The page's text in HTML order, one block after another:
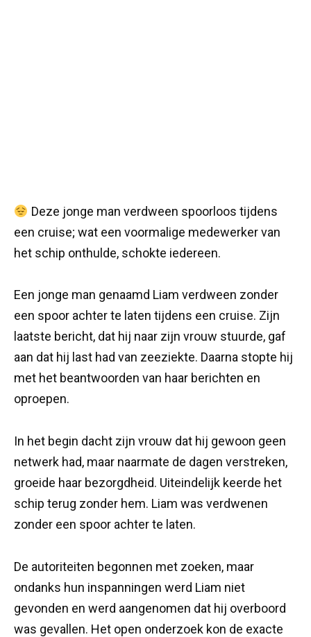
Deze jonge man verdween spoorloos tijdens
een cruise; wat een voormalige medewerker van
het schip onthulde, schokte iedereen.
Een jonge man genaamd Liam verdween zonder
een spoor achter te laten tijdens een cruise. Zijn
laatste bericht, dat hij naar zijn vrouw stuurde, gaf
aan dat hij last had van zeeziekte. Daarna stopte hij
met het beantwoorden van haar berichten en
oproepen.
In het begin dacht zijn vrouw dat hij gewoon geen
netwerk had, maar naarmate de dagen verstreken,
groeide haar bezorgdheid. Uiteindelijk keerde het
schip terug zonder hem. Liam was verdwenen
zonder een spoor achter te laten.
De autoriteiten begonnen met zoeken, maar
ondanks hun inspanningen werd Liam niet
gevonden en werd aangenomen dat hij overboord
was gevallen. Het open onderzoek kon de exacte